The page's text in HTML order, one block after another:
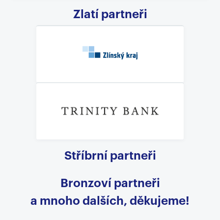
Zlatí partneři
Stříbrní partneři
Bronzoví partneři
a mnoho dalších, děkujeme!